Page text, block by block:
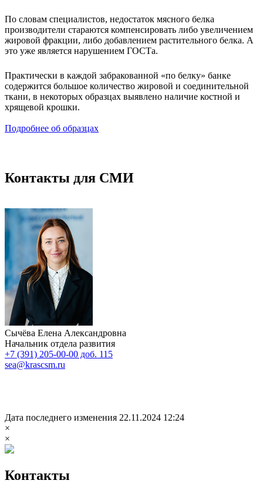
По словам специалистов, недостаток мясного белка
производители стараются компенсировать либо увеличением
жировой фракции, либо добавлением растительного белка. А
это уже является нарушением ГОСТа.
Практически в каждой забракованной «по белку» банке
содержится большое количество жировой и соединительной
ткани, в некоторых образцах выявлено наличие костной и
хрящевой крошки.
Подробнее об образцах
Контакты для СМИ
Сычёва Елена Александровна
Начальник отдела развития
+7 (391) 205-00-00 доб. 115
sea@krascsm.ru
Дата последнего изменения 22.11.2024 12:24
×
×
Контакты